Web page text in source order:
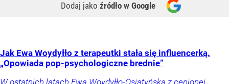
Dodaj jako źródło w Google
Jak Ewa Woydyłło z terapeutki stała się influencerką.
„Opowiada pop-psychologiczne brednie”